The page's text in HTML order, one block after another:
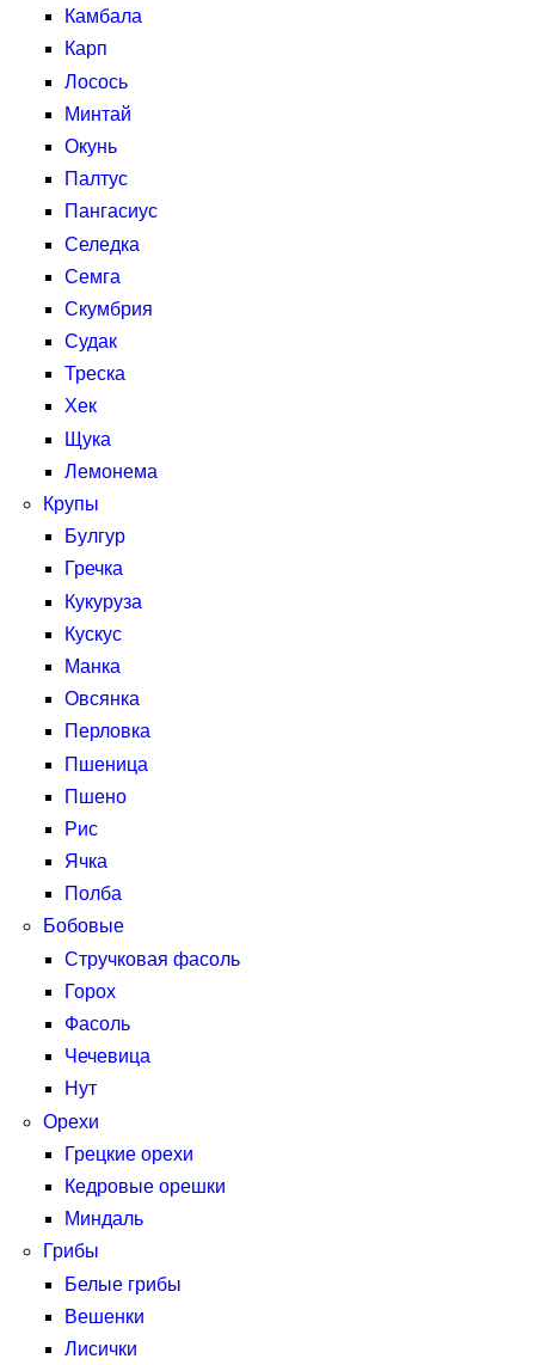
Камбала
Карп
Лосось
Минтай
Окунь
Палтус
Пангасиус
Селедка
Семга
Скумбрия
Судак
Треска
Хек
Щука
Лемонема
Крупы
Булгур
Гречка
Кукуруза
Кускус
Манка
Овсянка
Перловка
Пшеница
Пшено
Рис
Ячка
Полба
Бобовые
Стручковая фасоль
Горох
Фасоль
Чечевица
Нут
Орехи
Грецкие орехи
Кедровые орешки
Миндаль
Грибы
Белые грибы
Вешенки
Лисички